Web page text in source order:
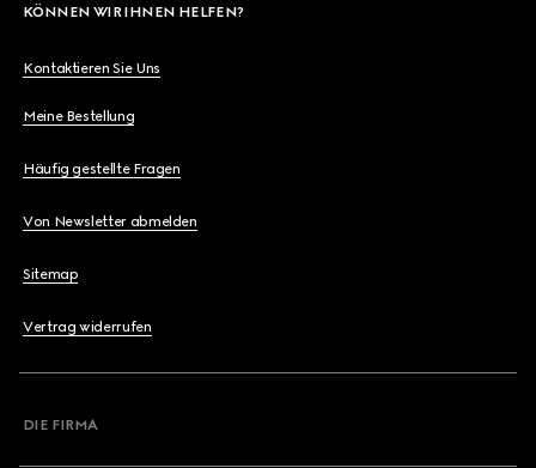
KÖNNEN WIR IHNEN HELFEN?
Kontaktieren Sie Uns
Meine Bestellung
Häufig gestellte Fragen
Von Newsletter abmelden
Sitemap
Vertrag widerrufen
DIE FIRMA